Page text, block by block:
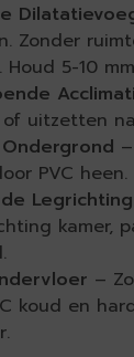
Zonder
Houd 5-10
of uitzetten
PVC heen.
Legrichting
kamer,
–
koud en